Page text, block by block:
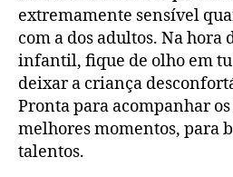
extremamente sensível
com a dos adultos. Na
infantil, fique de olho em
deixar a criança
Pronta para acompanhar
melhores momentos, para
talentos.